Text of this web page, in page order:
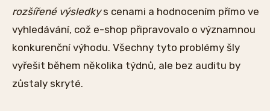
rozšířené výsledkys cenami a hodnocením přímo ve
vyhledávání, což e-shop připravovalo o významnou
konkurenční výhodu. Všechny tyto problémy šly
vyřešit během několika týdnů, ale bez auditu by
zůstaly skryté.